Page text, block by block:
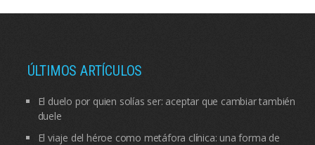
ÚLTIMOS ARTÍCULOS
El duelo por quien solías ser: aceptar que cambiar también
duele
El viaje del héroe como metáfora clínica: una forma de